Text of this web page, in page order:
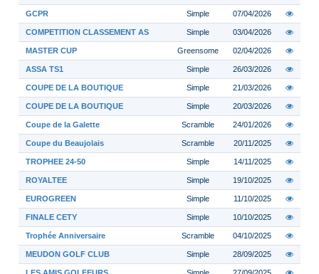
GCPR Simple 07/04/2026
COMPETITION CLASSEMENT AS Simple 03/04/2026
MASTER CUP Greensome 02/04/2026
ASSA TS1 Simple 26/03/2026
COUPE DE LA BOUTIQUE Simple 21/03/2026
COUPE DE LA BOUTIQUE Simple 20/03/2026
Coupe de la Galette Scramble 24/01/2026
Coupe du Beaujolais Scramble 20/11/2025
TROPHEE 24-50 Simple 14/11/2025
ROYALTEE Simple 19/10/2025
EUROGREEN Simple 11/10/2025
FINALE CETY Simple 10/10/2025
Trophée Anniversaire Scramble 04/10/2025
MEUDON GOLF CLUB Simple 28/09/2025